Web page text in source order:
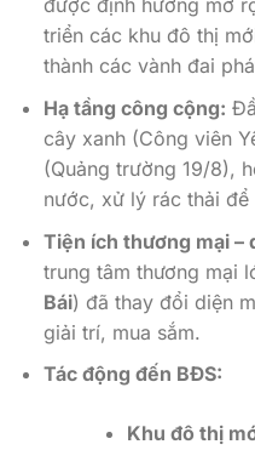
được định hướng mở
triển các khu đô thị
thành các vành đai
Hạ tầng công cộng:
cây xanh (Công viên
(Quảng trường 19/8),
nước, xử lý rác thải
Tiện ích thương mại –
trung tâm thương mại
Bái) đã thay đổi diện
giải trí, mua sắm.
Tác động đến BĐS:
Khu đô thị